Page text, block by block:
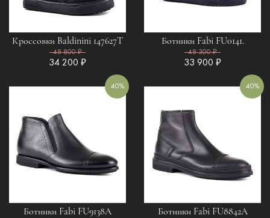
Кроссовки Baldinini 147627T
48 800 ₽
34 200 ₽
Ботинки Fabi FU0141.
48 300 ₽
33 900 ₽
40%
Ботинки Fabi FU9138A
40%
Ботинки Fabi FU8842A